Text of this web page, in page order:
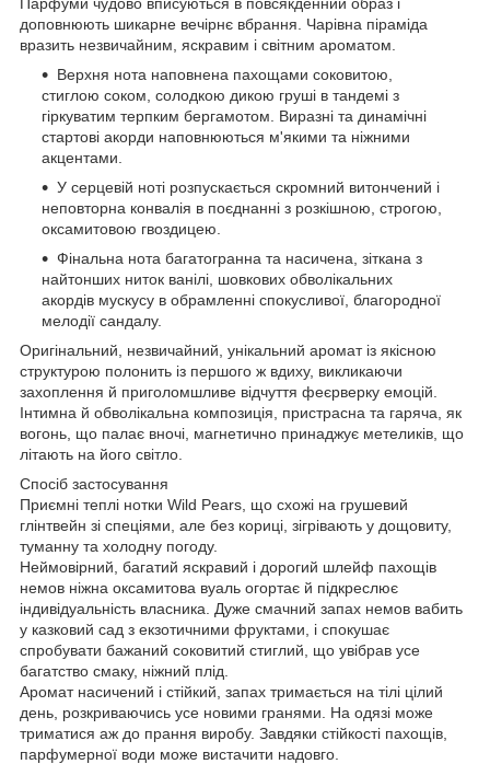
доповнюють шикарне вечірнє вбрання. Чарівна піраміда
вразить незвичайним, яскравим і світним ароматом.
Верхня нота наповнена пахощами соковитою,
стиглою соком, солодкою дикою груші в тандемі з
гіркуватим терпким бергамотом. Виразні та динамічні
стартові акорди наповнюються м'якими та ніжними
акцентами.
У серцевій ноті розпускається скромний витончений і
неповторна конвалія в поєднанні з розкішною, строгою,
оксамитовою гвоздицею.
Фінальна нота багатогранна та насичена, зіткана з
найтонших ниток ванілі, шовкових обволікальних
акордів мускусу в обрамленні спокусливої, благородної
мелодії сандалу.
Оригінальний, незвичайний, унікальний аромат із якісною
структурою полонить із першого ж вдиху, викликаючи
захоплення й приголомшливе відчуття феєрверку емоцій.
Інтимна й обволікальна композиція, пристрасна та гаряча, як
вогонь, що палає вночі, магнетично принаджує метеликів, що
літають на його світло.
Спосіб застосування
Приємні теплі нотки Wild Pears, що схожі на грушевий
глінтвейн зі спеціями, але без кориці, зігрівають у дощовиту,
туманну та холодну погоду.
Неймовірний, багатий яскравий і дорогий шлейф пахощів
немов ніжна оксамитова вуаль огортає й підкреслює
індивідуальність власника. Дуже смачний запах немов вабить
у казковий сад з екзотичними фруктами, і спокушає
спробувати бажаний соковитий стиглий, що увібрав усе
багатство смаку, ніжний плід.
Аромат насичений і стійкий, запах тримається на тілі цілий
день, розкриваючись усе новими гранями. На одязі може
триматися аж до прання виробу. Завдяки стійкості пахощів,
парфумерної води може вистачити надовго.